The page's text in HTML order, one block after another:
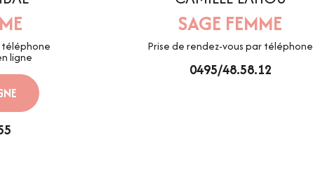
téléphone
ligne
SAGE FEMME
Prise de rendez-vous par téléphone
0495/48.58.12